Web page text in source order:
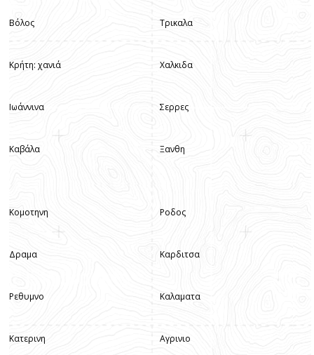
Βόλος
Κρήτη: χανιά
Ιωάννινα
Καβάλα
Τρικαλα
Χαλκιδα
Σερρες
Ξανθη
Κομοτηνη
Δραμα
Ρεθυμνο
Κατερινη
Ροδος
Καρδιτσα
Καλαματα
Αγρινιο